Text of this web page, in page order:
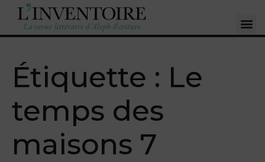
Étiquette : Le
temps des
maisons 7